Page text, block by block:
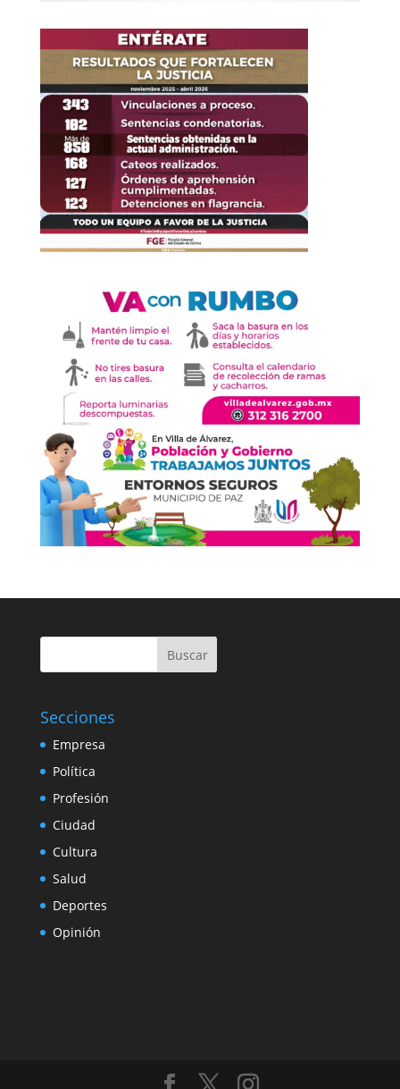
Buscar
Secciones
Empresa
Política
Profesión
Ciudad
Cultura
Salud
Deportes
Opinión